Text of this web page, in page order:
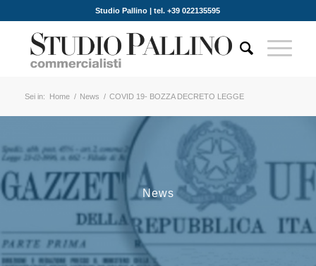
Studio Pallino | tel. +39 022135595
Sei in: Home / News / COVID 19- BOZZA DECRETO LEGGE
News